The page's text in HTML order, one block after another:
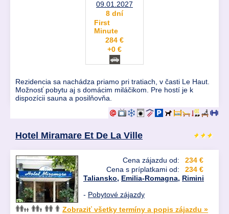
09.01.2027
8 dní
First
Minute
284 €
+0 €
Rezidencia sa nachádza priamo pri tratiach, v časti Le Haut.
Možnosť pobytu aj s domácim miláčikom. Pre hostí je k
dispozícii sauna a posilňovňa.
Hotel Miramare Et De La Ville
Cena zájazdu od:
234 €
Cena s príplatkami od:
234 €
Taliansko, Emilia-Romagna, Rimini
- Pobytové zájazdy
Zobraziť všetky termíny a popis zájazdu »